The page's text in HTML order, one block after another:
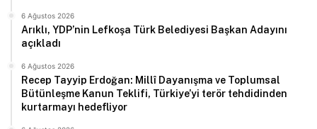
6 Ağustos 2026
Arıklı, YDP’nin Lefkoşa Türk Belediyesi Başkan Adayını
açıkladı
6 Ağustos 2026
Recep Tayyip Erdoğan: Millî Dayanışma ve Toplumsal
Bütünleşme Kanun Teklifi, Türkiye’yi terör tehdidinden
kurtarmayı hedefliyor